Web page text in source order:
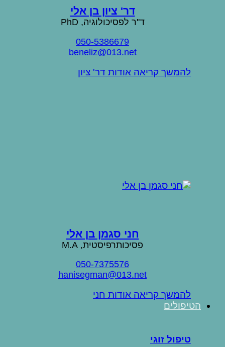
דר' ציון בן אלי
ד''ר לפסיכולוגיה, PhD
050-5386679
beneliz@013.net
להמשך קריאה אודות דר' ציון
חני סגמן בן אלי
פסיכותרפיסטית, M.A
050-7375576
hanisegman@013.net
להמשך קריאה אודות חני
הטיפולים
טיפול זוגי